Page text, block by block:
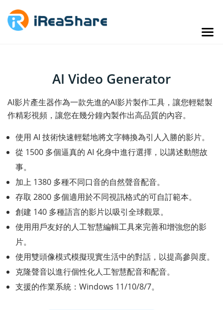
AI Video Generator
AI影片產生器作為一款先進的AI影片製作工具，讓您輕鬆製
作精彩視頻，讓您在幾分鐘內製作出高品質的內容。
使用 AI 技術快速輕鬆地將文字轉換為引人入勝的影片。
從 1500 多個逼真的 AI 化身中進行選擇，以講述動態故
事。
加上 1380 多種不同口音的自然聲音配音。
存取 2800 多個適用於不同視訊格式的可自訂範本。
創建 140 多種語言的影片以吸引全球觀眾。
使用用戶友好的人工智慧編輯工具來完善和增強您的影
片。
使用雙頭像模式模擬現實生活中的對話，以提高參與度。
克隆聲音以進行個性化人工智慧配音和配音。
支援的作業系統：Windows 11/10/8/7。